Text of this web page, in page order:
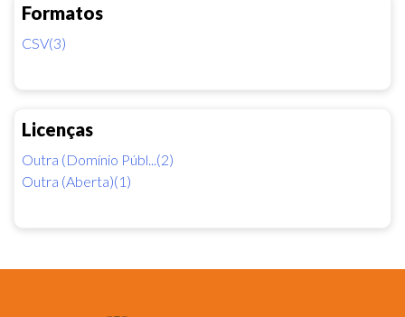
Formatos
CSV(3)
Licenças
Outra (Domínio Públ...(2)
Outra (Aberta)(1)